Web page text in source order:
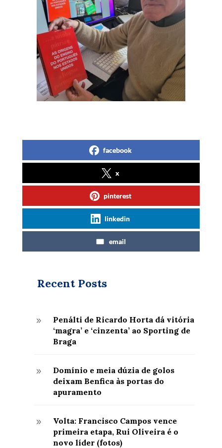
facebook
x
pinterest
linkedin
email
Recent Posts
9
Penálti de Ricardo Horta dá vitória
‘magra’ e ‘cinzenta’ ao Sporting de
Braga
9
Domínio e meia dúzia de golos
deixam Benfica às portas do
apuramento
9
Volta: Francisco Campos vence
primeira etapa, Rui Oliveira é o
novo líder (fotos)